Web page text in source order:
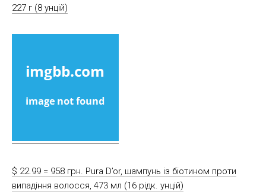
227 г (8 унцій)
$ 22.99 = 958 грн. Pura D’or, шампунь із біотином проти
випадіння волосся, 473 мл (16 рідк. унцій)